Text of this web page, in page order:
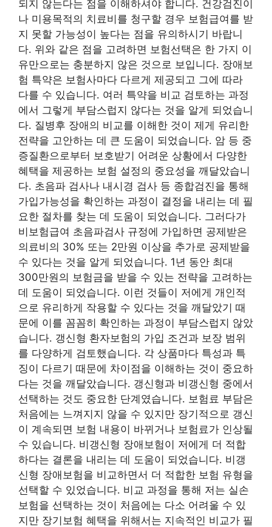
되지 않는다는 점을 이해하셔야 합니다. 건강검진이
나 미용목적의 치료비를 청구할 경우 보험급여를 받
지 못할 가능성이 높다는 점을 유의하시기 바랍니
다. 위와 같은 점을 고려하면 보험선택은 한 가지 이
유만으로는 충분하지 않은 것으로 보입니다. 장애보
험 특약은 보험사마다 다르게 제공되고 그에 따라
다를 수 있습니다. 여러 특약을 비교 검토하는 과정
에서 그렇게 부담스럽지 않다는 것을 알게 되었습니
다. 질병후 장애의 비교를 이해한 것이 제게 유리한
전략을 고안하는 데 큰 도움이 되었습니다. 암 등 중
증질환으로부터 보호받기 어려운 상황에서 다양한
혜택을 제공하는 보험 설정의 중요성을 깨달았습니
다. 초음파 검사나 내시경 검사 등 종합검진을 통해
가입가능성을 확인하는 과정이 결정을 내리는 데 필
요한 절차를 찾는 데 도움이 되었습니다. 그러다가
비보험급여 초음파검사 규정에 가입하면 공제받은
의료비의 30% 또는 2만원 이상을 추가로 공제받을
수 있다는 것을 알게 되었습니다. 1년 동안 최대
300만원의 보험금을 받을 수 있는 전략을 고려하는
데 도움이 되었습니다. 이런 것들이 저에게 개인적
으로 유리하게 작용할 수 있다는 것을 깨달았기 때
문에 이를 꼼꼼히 확인하는 과정이 부담스럽지 않았
습니다. 갱신형 환자보험의 가입 조건과 보장 범위
를 다양하게 검토했습니다. 각 상품마다 특성과 특
징이 다르기 때문에 차이점을 이해하는 것이 중요하
다는 것을 깨달았습니다. 갱신형과 비갱신형 중에서
선택하는 것도 중요한 단계였습니다. 보험료 부담은
처음에는 느껴지지 않을 수 있지만 장기적으로 갱신
이 계속되면 보험 내용이 바뀌거나 보험료가 인상될
수 있습니다. 비갱신형 장애보험이 저에게 더 적합
하다는 결론을 내리는 데 도움이 되었습니다. 비갱
신형 장애보험을 비교하면서 더 적합한 보험 유형을
선택할 수 있었습니다. 비교 과정을 통해 저는 실손
보험을 선택하는 것이 처음에는 다소 어려울 수 있
지만 장기보험 혜택을 위해서는 지속적인 비교가 필